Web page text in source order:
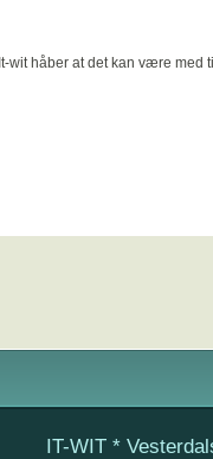
It-wit håber at det kan være med
IT-WIT *